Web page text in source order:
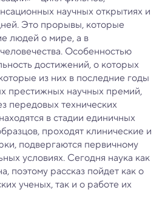
научных открытиях и
Это прорывы, которые
людей о мире, а в
Особенностью
достижений, о которых
из них в последние годы
престижных научных премий,
передовых технических
в стадии единичных
проходят клинические и
подвергаются первичному
условиях. Сегодня наука как
поэтому рассказ пойдет как о
ученых, так и о работе их